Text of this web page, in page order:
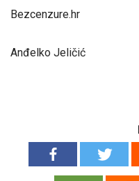
Bezcenzure.hr
Anđelko Jeličić